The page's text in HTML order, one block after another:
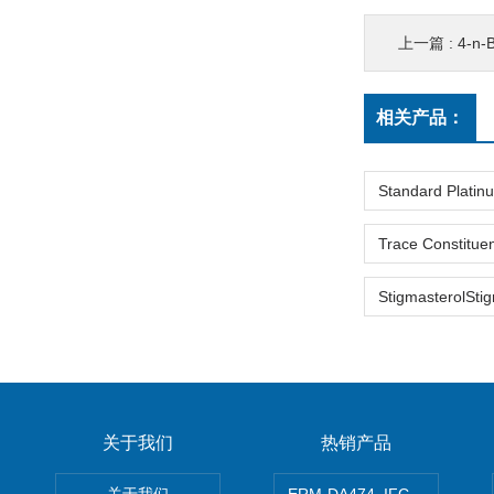
上一篇 : 4-n-
相关产品：
关于我们 热销产品